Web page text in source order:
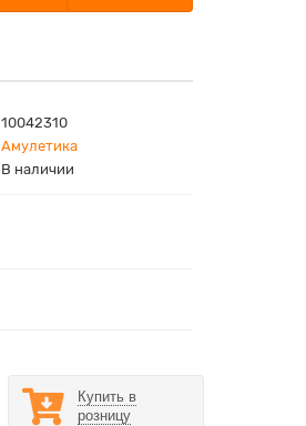
10042310
Амулетика
В наличии
Купить в
розницу